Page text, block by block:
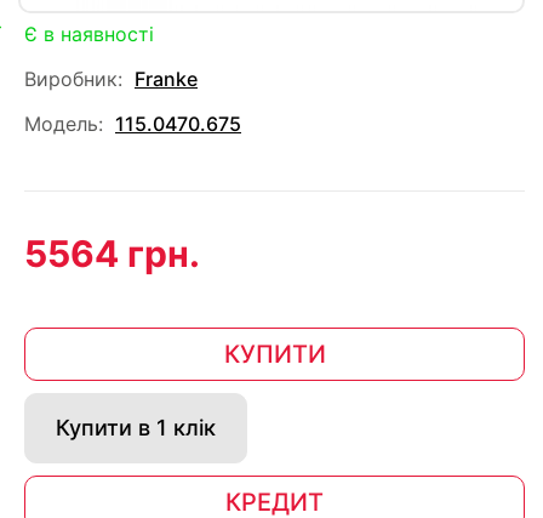
Є в наявності
Виробник: Franke
Модель: 115.0470.675
5564 грн.
КУПИТИ
Купити в 1 клік
КРЕДИТ